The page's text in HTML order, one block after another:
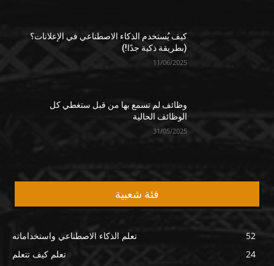
كيف يُستخدم الذكاء الاصطناعي في الإعلانات؟
(بطريقة ذكية جدًا!)
11/06/2025
وظائف لم تسمع بها من قبل ستغطي كل
الوظائف الحالية
31/05/2025
فئة شعبية
تعلم الذكاء الاصطناعي واستخداماته
52
تعلم كيف تتعلم
24